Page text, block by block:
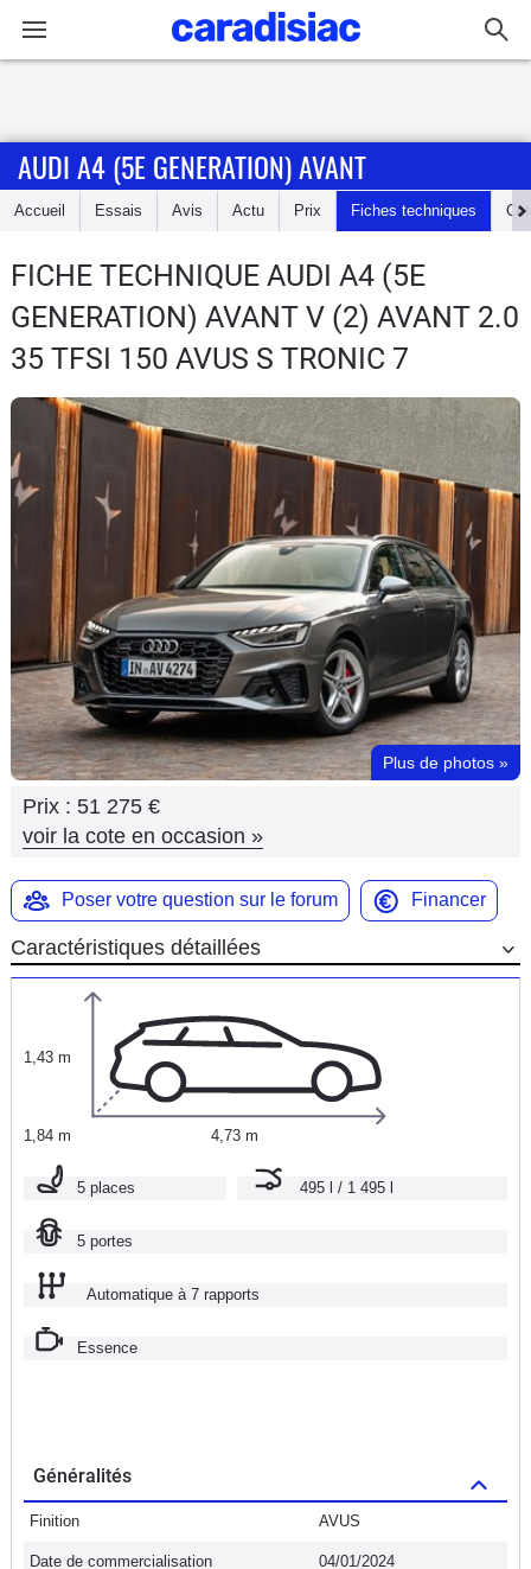
Accueil
Essais
Guide
d'achat
Electriques
Utilitaires
Flottes
Auto
Services
Forum
Moto
Marques
AUDI A4 (5E GENERATION) AVANT
Accueil Essais Avis Actu Prix Fiches techniques
FICHE TECHNIQUE AUDI A4 (5E
GENERATION) AVANT V (2) AVANT 2.0
35 TFSI 150 AVUS S TRONIC 7
Plus de photos »
Prix : 51 275 €
voir la cote en occasion »
Poser votre question sur le forum Financer
Caractéristiques détaillées
1,43 m
1,84 m 4,73 m
5 places 495 l / 1 495 l
5 portes
Automatique à 7 rapports
Essence
Généralités
Finition AVUS
Date de commercialisation 04/01/2024